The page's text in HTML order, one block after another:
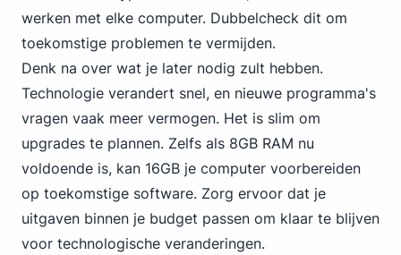
werken met elke computer. Dubbelcheck dit om
toekomstige problemen te vermijden.
Denk na over wat je later nodig zult hebben.
Technologie verandert snel, en nieuwe programma's
vragen vaak meer vermogen. Het is slim om
upgrades te plannen. Zelfs als 8GB RAM nu
voldoende is, kan 16GB je computer voorbereiden
op toekomstige software. Zorg ervoor dat je
uitgaven binnen je budget passen om klaar te blijven
voor technologische veranderingen.